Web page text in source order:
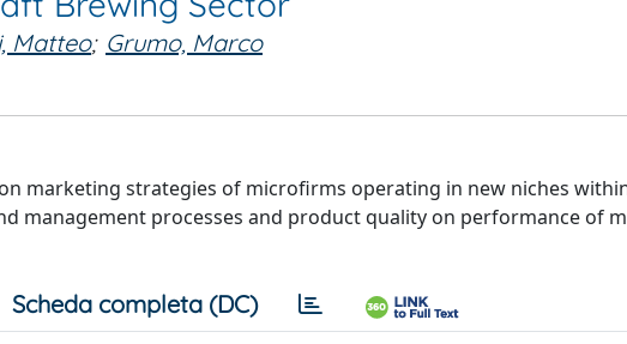
Matteo; Grumo, Marco
marketing strategies of microfirms operating in new niches
management processes and product quality on performance of
Scheda completa (DC)